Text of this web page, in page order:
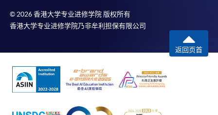
因所導致的任何損失，一概不負責；上述原因包括：（1）由
付款銀行或獨立商戶因為付款的網關在處理付款的信用卡、付
款卡、智能卡或其他付款的設施時出現任何信息或資訊傳送的
失誤、延誤、中斷、中止、或限制（2）從付款的網關傳送而
（3）付款的網關在完成網上付款時出現的故障、失靈、或失
誤；（4）任何由付款的網關引起或與付款的網關相關的原
© 2026 香港大学专业进修学院 版权所有
香港大学专业进修学院乃非牟利担保有限公司
返回页首